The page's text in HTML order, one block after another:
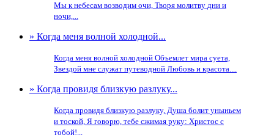
Мы к небесам возводим очи, Творя молитву дни и
ночи,...
» Когда меня волной холодной...
Когда меня волной холодной Объемлет мира суета,
Звездой мне служат путеводной Любовь и красота....
» Когда провидя близкую разлуку...
Когда провидя близкую разлуку, Душа болит уныньем
и тоской, Я говорю, тебе сжимая руку: Христос с
тобой!...